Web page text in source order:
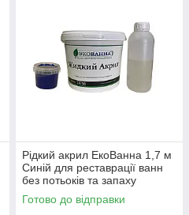
Рідкий акрил ЕкоВанна 1,7 м
Синій для реставрації ванн
без потьоків та запаху
Готово до відправки